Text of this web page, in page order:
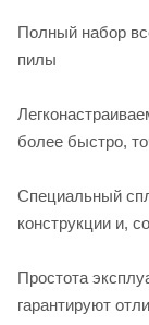
Полный набор
пилы
более быстро,
Специальный
конструкции и,
Простота
гарантируют